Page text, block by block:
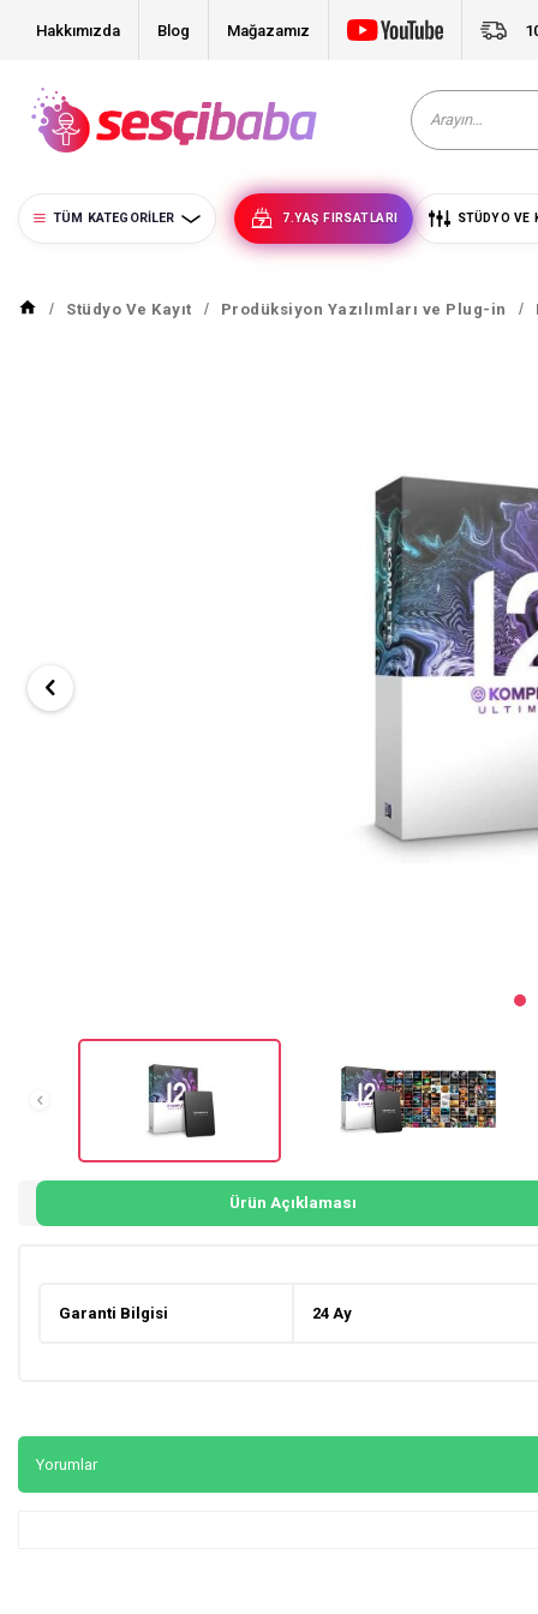
Hakkımızda Blog Mağazamız
TÜM KATEGORILER 7.YAŞ FIRSATLARI STÜDYO VE
Stüdyo Ve Kayıt Prodüksiyon Yazılımları ve Plug-in
Ürün Açıklaması
Garanti Bilgisi 24 Ay
Yorumlar